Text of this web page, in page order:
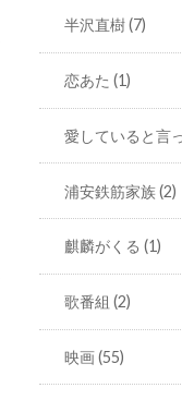
半沢直樹(7)
恋あた(1)
愛していると言
浦安鉄筋家族(2)
麒麟がくる(1)
歌番組(2)
映画(55)